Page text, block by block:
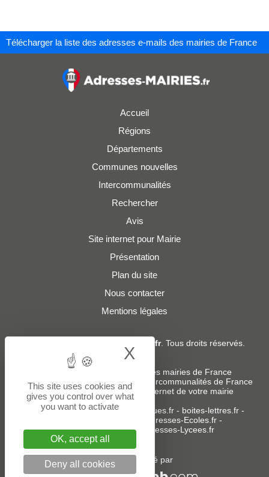
Télécharger la liste des adresses e-mails des mairies de France
Accueil
Régions
Départements
Communes nouvelles
Intercommunalités
Rechercher
Avis
Site internet pour Mairie
Présentation
Plan du site
Nous contacter
Mentions légales
Adresses-Mairies.fr. Tous droits réservés.
Services :
Liste des adresses e-mails des mairies de France
Liste des adresses e-mails des intercommunalités de France
-Création ou refonte du site internet de votre mairie
Sites partenaires:donneespubliques.fr- boites-lettres.fr-
Adresses-Ecoles.fr -
Adresses-Colleges.fr- Adresses-Lycees.fr
Un service édité par
This site uses cookies and
gives you control over what
you want to activate
OK, accept all
Deny all cookies
X